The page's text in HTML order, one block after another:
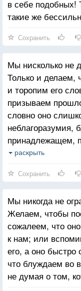
в себе подобных!
такие же
Сохранить
Мы нисколько не
Только и делаем,
и торопим его
призываем
словно оно
неблагоразумия,
принадлежащем,
которое нам
того
что настоящее
Когда оно
а когда отрадно
ускользает. Мы
переправляя в
тем, что не в
которого, быть
в своих мыслях,
раскрыть
Сохранить
Мы никогда не
Желаем, чтобы
сожалеем, что
к нам; или
его, а оно быстро
что блуждаем во
не думая о том,